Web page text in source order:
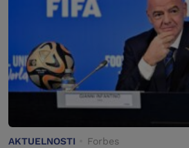
AKTUELNOSTI Forbes